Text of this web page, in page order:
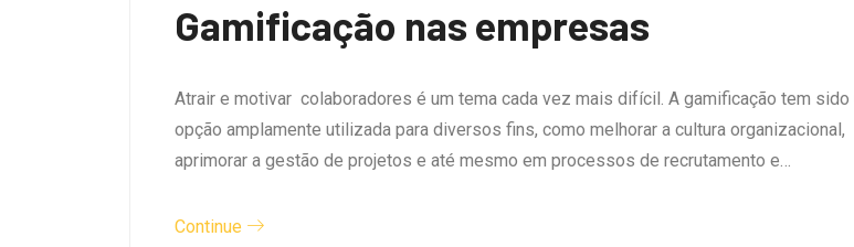
Gamificação nas empresas
Atrair e motivar colaboradores é um tema cada vez mais difícil. A gamificação tem sido
opção amplamente utilizada para diversos fins, como melhorar a cultura organizacional,
aprimorar a gestão de projetos e até mesmo em processos de recrutamento e…
Continue